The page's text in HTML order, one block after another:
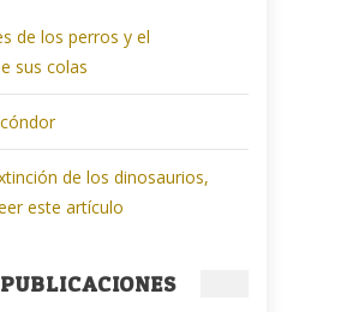
de los perros y el
sus colas
de los dinosaurios,
este artículo